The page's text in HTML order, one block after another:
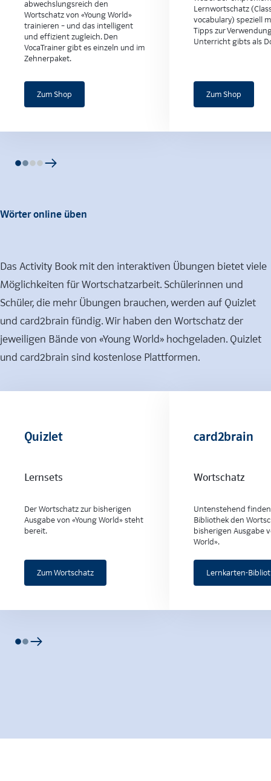
abwechslungsreich den
Wortschatz von «Young World»
trainieren – und das intelligent
und effizient zugleich. Den
VocaTrainer gibt es einzeln und im
Zehnerpaket.
Zum Shop
Lernwortschatz
vocabulary) speziell
Tipps zur
Unterricht gibts als
Zum Shop
Wörter online üben
Das Activity Book mit den interaktiven Übungen bietet viele
Möglichkeiten für Wortschatzarbeit. Schülerinnen und
Schüler, die mehr Übungen brauchen, werden auf Quizlet
und card2brain fündig. Wir haben den Wortschatz der
jeweiligen Bände von «Young World» hochgeladen. Quizlet
und card2brain sind kostenlose Plattformen.
Quizlet
Lernsets
Der Wortschatz zur bisherigen
Ausgabe von «Young World» steht
bereit.
Zum Wortschatz
card2brain
Wortschatz
Untenstehend
Bibliothek den
bisherigen Ausgabe
World».
Lernkarten-